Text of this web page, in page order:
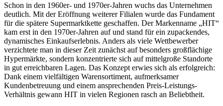
Schon in den 1960er- und 1970er-Jahren wuchs das Unternehmen
deutlich. Mit der Eröffnung weiterer Filialen wurde das Fundament
für die spätere Supermarktkette geschaffen. Der Markenname „HIT“
kam erst in den 1970er-Jahren auf und stand für ein zupackendes,
dynamisches Einkaufserlebnis. Anders als viele Wettbewerber
verzichtete man in dieser Zeit zunächst auf besonders großflächige
Hypermärkte, sondern konzentrierte sich auf mittelgroße Standorte
in gut erreichbaren Lagen. Das Konzept erwies sich als erfolgreich:
Dank einem vielfältigen Warensortiment, aufmerksamer
Kundenbetreuung und einem ansprechenden Preis-Leistungs-
Verhältnis gewann HIT in vielen Regionen rasch an Beliebtheit.